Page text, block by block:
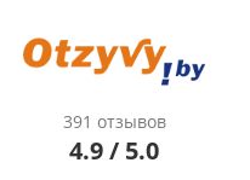
391 отзывов
4.9 / 5.0